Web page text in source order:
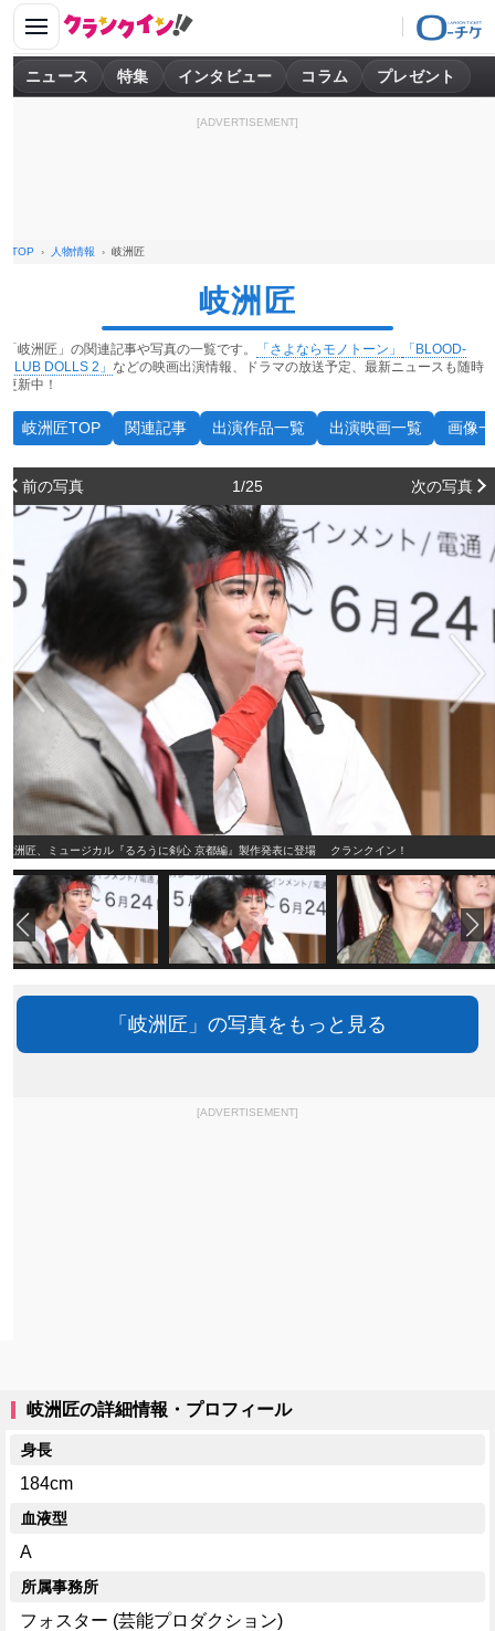
ニュース 特集 インタビュー コラム プレゼント
[ADVERTISEMENT]
TOP 人物情報 岐洲匠
岐洲匠
「岐洲匠」の関連記事や写真の一覧です。 「さよならモノトーン」
「BLOOD-
CLUB DOLLS 2」 などの映画出演情報、ドラマの放送予定、最新ニュースも随時
更新中！
岐洲匠TOP 関連記事 出演作品一覧 出演映画一覧 画像
前の写真 1/25 次の写真
岐洲匠、ミュージカル『るろうに剣心 京都編』製作発表に登場 クランクイン！
「岐洲匠」の写真をもっと見る
[ADVERTISEMENT]
岐洲匠の詳細情報・プロフィール
身長
184cm
血液型
A
所属事務所
フォスター (芸能プロダクション)